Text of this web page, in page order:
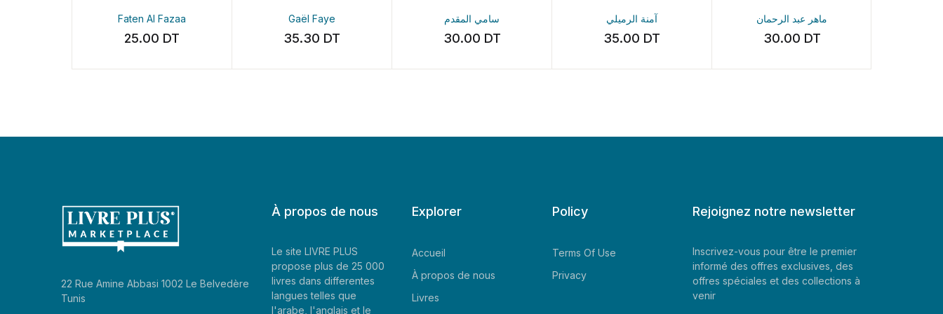
22 Rue Amine Abbasi 1002 Le Belvedère
Tunis
À propos de nous
Le site LIVRE PLUS
propose plus de 25 000
livres dans differentes
langues telles que
l'arabe, l'anglais et le
Explorer
Accueil
À propos de nous
Livres
Policy
Terms Of Use
Privacy
Rejoignez notre newsletter
Inscrivez-vous pour être le premier
informé des offres exclusives, des
offres spéciales et des collections à
venir